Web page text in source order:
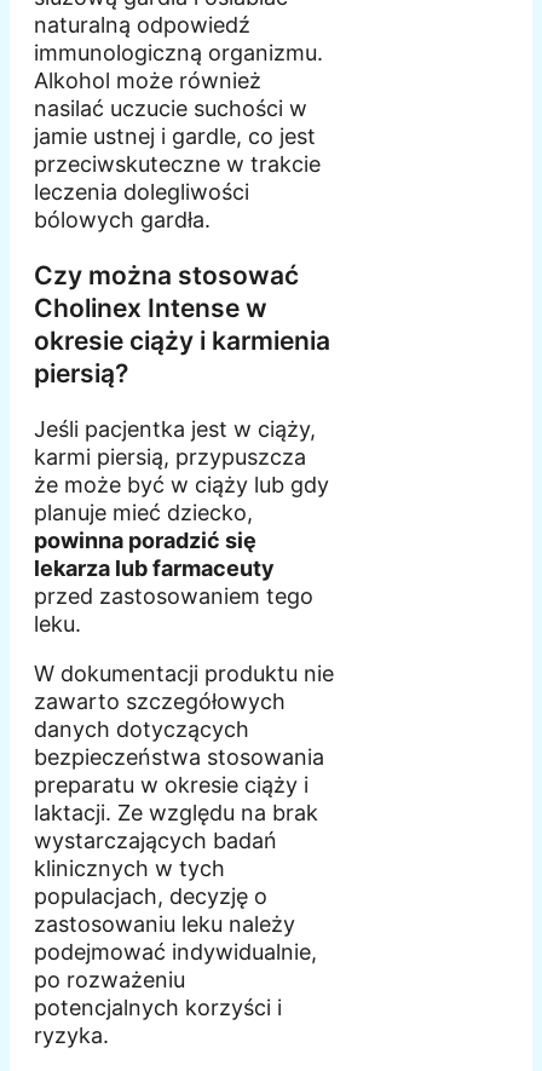
naturalną odpowiedź
immunologiczną organizmu.
Alkohol może również
nasilać uczucie suchości w
jamie ustnej i gardle, co jest
przeciwskuteczne w trakcie
leczenia dolegliwości
bólowych gardła.
Czy można stosować
Cholinex Intense w
okresie ciąży i karmienia
piersią?
Jeśli pacjentka jest w ciąży,
karmi piersią, przypuszcza
że może być w ciąży lub gdy
planuje mieć dziecko,
powinna poradzić się
lekarza lub farmaceuty
przed zastosowaniem tego
leku.
W dokumentacji produktu nie
zawarto szczegółowych
danych dotyczących
bezpieczeństwa stosowania
preparatu w okresie ciąży i
laktacji. Ze względu na brak
wystarczających badań
klinicznych w tych
populacjach, decyzję o
zastosowaniu leku należy
podejmować indywidualnie,
po rozważeniu
potencjalnych korzyści i
ryzyka.